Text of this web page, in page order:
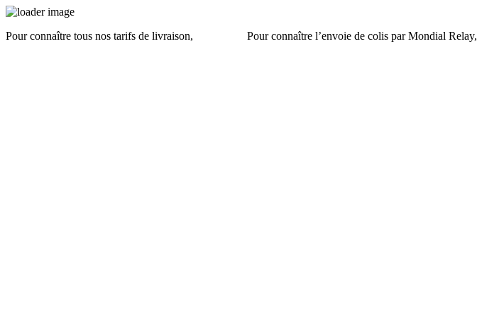
Pour connaître tous nos tarifs de livraison, Pour connaître l’envoie de colis par Mondial Relay,